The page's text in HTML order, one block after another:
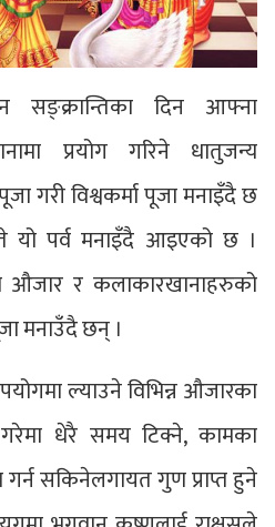
दिन आफ्ना
प्रयोग गरिने धातुजन्य
गरी विश्वकर्मा पूजा मनाइँदै छ
पर्व मनाइँदै आइएको छ ।
औजार र कलाकारखानाहरुको
मनाउँदै छन् ।
ल्याउने विभिन्न औजारका
धेरै समय टिक्ने, कामका
गर्न सकिनेलगायत गुण प्राप्त हुने